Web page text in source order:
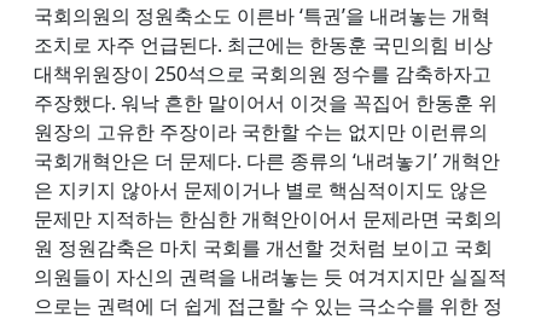
국회의원의 정원축소도 이른바 ‘특권’을 내려놓는 개혁
조치로 자주 언급된다. 최근에는 한동훈 국민의힘 비상
대책위원장이 250석으로 국회의원 정수를 감축하자고
주장했다. 워낙 흔한 말이어서 이것을 꼭집어 한동훈 위
원장의 고유한 주장이라 국한할 수는 없지만 이런류의
국회개혁안은 더 문제다. 다른 종류의 ‘내려놓기’ 개혁안
은 지키지 않아서 문제이거나 별로 핵심적이지도 않은
문제만 지적하는 한심한 개혁안이어서 문제라면 국회의
원 정원감축은 마치 국회를 개선할 것처럼 보이고 국회
의원들이 자신의 권력을 내려놓는 듯 여겨지지만 실질적
으로는 권력에 더 쉽게 접근할 수 있는 극소수를 위한 정